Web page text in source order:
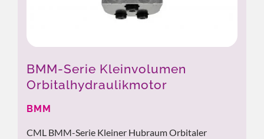
BMM-Serie Kleinvolumen
Orbitalhydraulikmotor
BMM
CML BMM-Serie Kleiner Hubraum Orbitaler